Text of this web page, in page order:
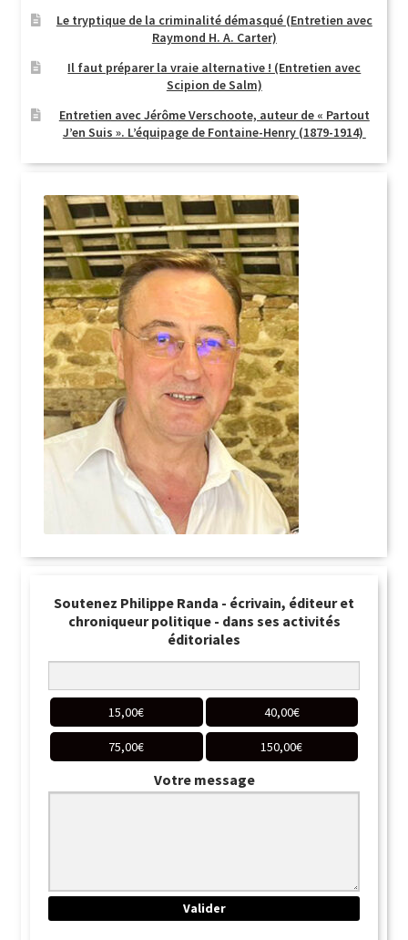
Le tryptique de la criminalité démasqué (Entretien avec
Raymond H. A. Carter)
Il faut préparer la vraie alternative ! (Entretien avec
Scipion de Salm)
Entretien avec Jérôme Verschoote, auteur de « Partout
J’en Suis ». L’équipage de Fontaine-Henry (1879-1914)
Soutenez Philippe Randa - écrivain, éditeur et
chroniqueur politique - dans ses activités
éditoriales
15,00€ 40,00€
75,00€ 150,00€
Votre message